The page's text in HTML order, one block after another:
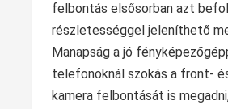
felbontás elsősorban azt
részletességgel jeleníthető
Manapság a jó
telefonoknál szokás a front-
kamera felbontását is